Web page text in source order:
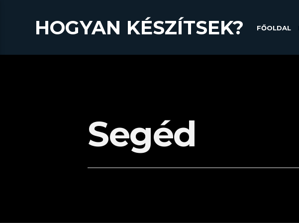
HOGYAN KÉSZÍTSEK? FŐOLDAL
Segéd